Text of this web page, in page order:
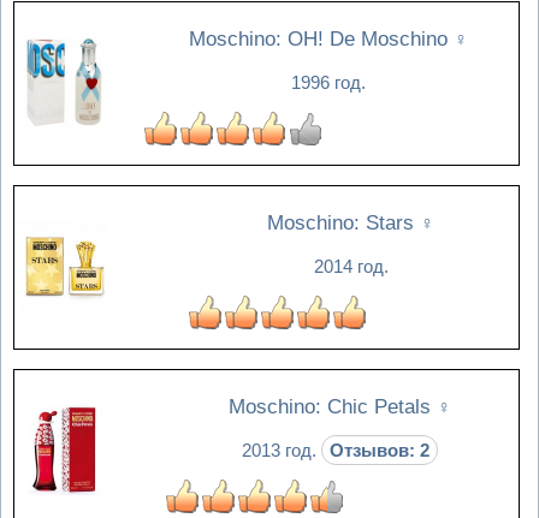
Moschino: OH! De Moschino ♀
1996 год.
Moschino: Stars ♀
2014 год.
Moschino: Chic Petals ♀
2013 год. Отзывов: 2